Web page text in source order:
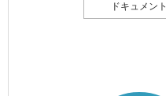
ドキュメント